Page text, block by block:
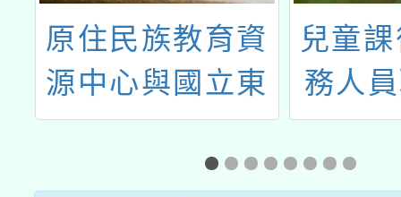
原住民族教育資
源中心與國立東
華大學原住民族
發展中心合作辦
兒童
務人
小時